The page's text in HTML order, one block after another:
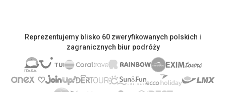
Reprezentujemy blisko 60 zweryfikowanych polskich i
zagranicznych biur podróży